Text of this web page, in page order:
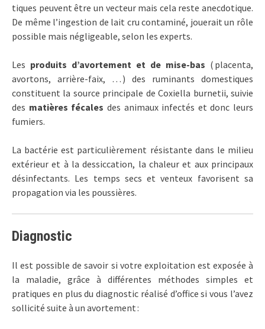
tiques peuvent être un vecteur mais cela reste anecdotique.
De même l’ingestion de lait cru contaminé, jouerait un rôle
possible mais négligeable, selon les experts.
Les produits d’avortement et de mise-bas ( placenta,
avortons, arrière-faix, … ) des ruminants domestiques
constituent la source principale de Coxiella burnetii, suivie
des matières fécales des animaux infectés et donc leurs
fumiers.
La bactérie est particulièrement résistante dans le milieu
extérieur et à la dessiccation, la chaleur et aux principaux
désinfectants. Les temps secs et venteux favorisent sa
propagation via les poussières.
Diagnostic
Il est possible de savoir si votre exploitation est exposée à
la maladie, grâce à différentes méthodes simples et
pratiques en plus du diagnostic réalisé d’office si vous l’avez
sollicité suite à un avortement :